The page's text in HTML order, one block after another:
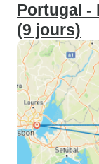
Portugal -
(9 jours)